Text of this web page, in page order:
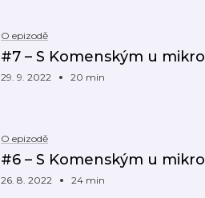
O epizodě
#7 – S Komenským u
29. 9. 2022 20 min
O epizodě
#6 – S Komenským u
26. 8. 2022 24 min